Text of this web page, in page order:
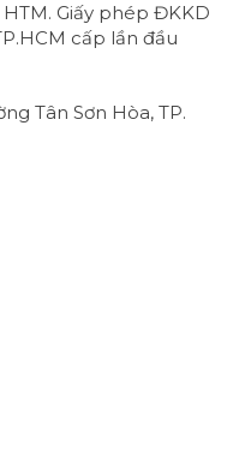
HTM. Giấy phép ĐKKD
cấp lần đầu
Tân Sơn Hòa, TP.